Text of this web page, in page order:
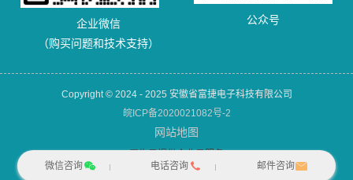
企业微信
（购买问题和技术支持）
公众号
Copyright © 2024 - 2025 安徽省富捷电子科技有限公司
皖ICP备2020021082号-2
网站地图
微信咨询
电话咨询 邮件咨询